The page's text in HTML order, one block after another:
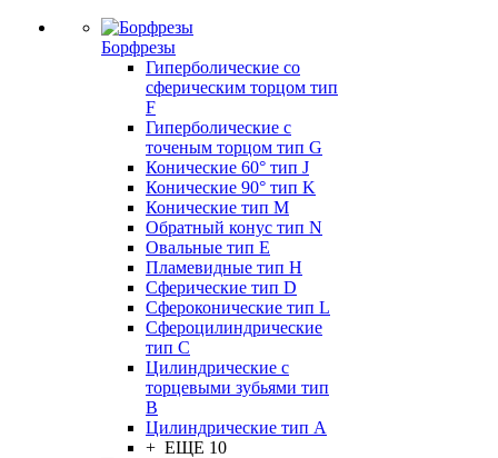
Борфрезы
Гиперболические cо
сферическим торцом тип
F
Гиперболические с
точеным торцом тип G
Конические 60° тип J
Конические 90° тип K
Конические тип M
Обратный конус тип N
Овальные тип E
Пламевидные тип H
Сферические тип D
Сфероконические тип L
Сфероцилиндрические
тип C
Цилиндрические с
торцевыми зубьями тип
B
Цилиндрические тип А
+ ЕЩЕ 10